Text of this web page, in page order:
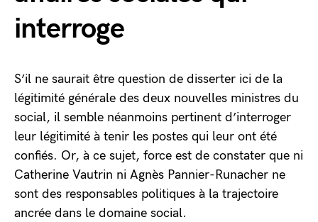
interroge
S’il ne saurait être question de disserter ici de la
légitimité générale des deux nouvelles ministres du
social, il semble néanmoins pertinent d’interroger
leur légitimité à tenir les postes qui leur ont été
confiés. Or, à ce sujet, force est de constater que ni
Catherine Vautrin ni Agnès Pannier-Runacher ne
sont des responsables politiques à la trajectoire
ancrée dans le domaine social.